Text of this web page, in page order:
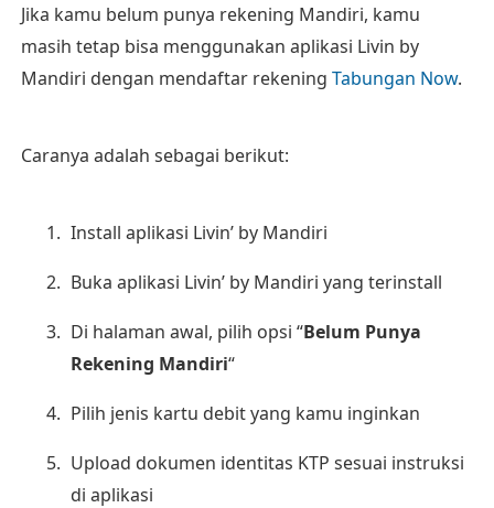
Jika kamu belum punya rekening Mandiri, kamu
masih tetap bisa menggunakan aplikasi Livin by
Mandiri dengan mendaftar rekening Tabungan Now.
Caranya adalah sebagai berikut:
Install aplikasi Livin’ by Mandiri
Buka aplikasi Livin’ by Mandiri yang terinstall
Di halaman awal, pilih opsi “Belum Punya
Rekening Mandiri“
Pilih jenis kartu debit yang kamu inginkan
Upload dokumen identitas KTP sesuai instruksi
di aplikasi